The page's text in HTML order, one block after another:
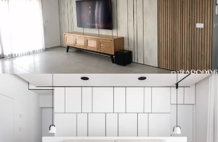
חיפוי קיר דגם
BARCODE